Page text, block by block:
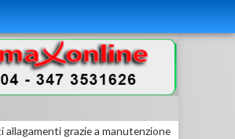
grazie a manutenzione